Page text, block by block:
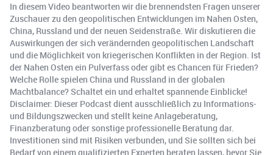
In diesem Video beantworten wir die brennendsten Fragen unserer
Zuschauer zu den geopolitischen Entwicklungen im Nahen Osten,
China, Russland und der neuen Seidenstraße. Wir diskutieren die
Auswirkungen der sich verändernden geopolitischen Landschaft
und die Möglichkeit von kriegerischen Konflikten in der Region. Ist
der Nahen Osten ein Pulverfass oder gibt es Chancen für Frieden?
Welche Rolle spielen China und Russland in der globalen
Machtbalance? Schaltet ein und erhaltet spannende Einblicke!
Disclaimer: Dieser Podcast dient ausschließlich zu Informations-
und Bildungszwecken und stellt keine Anlageberatung,
Finanzberatung oder sonstige professionelle Beratung dar.
Investitionen sind mit Risiken verbunden, und Sie sollten sich bei
Bedarf von einem qualifizierten Experten beraten lassen, bevor Sie